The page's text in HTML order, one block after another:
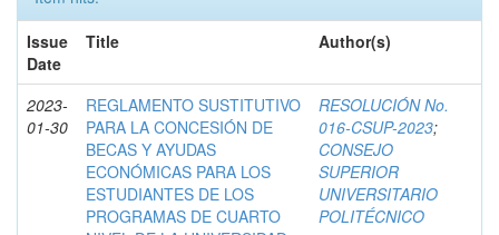
Issue
Date
Title Author(s)
2023-
01-30
REGLAMENTO SUSTITUTIVO
PARA LA CONCESIÓN DE
BECAS Y AYUDAS
ECONÓMICAS PARA LOS
ESTUDIANTES DE LOS
PROGRAMAS DE CUARTO
RESOLUCIÓN No.
016-CSUP-2023;
CONSEJO
SUPERIOR
UNIVERSITARIO
POLITÉCNICO